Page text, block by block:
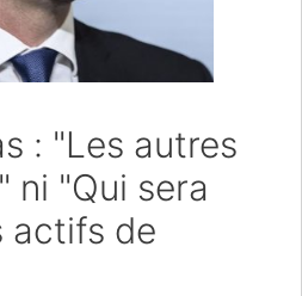
: "Les autres
ni "Qui sera
actifs de